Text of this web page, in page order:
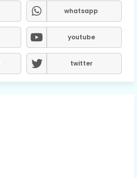
whatsapp
youtube
twitter